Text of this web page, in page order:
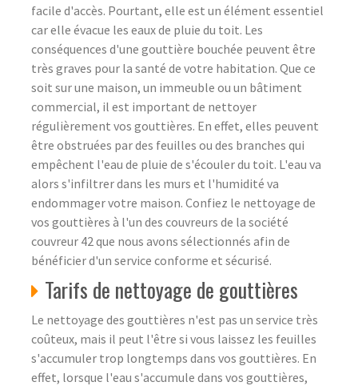
facile d'accès. Pourtant, elle est un élément essentiel
car elle évacue les eaux de pluie du toit. Les
conséquences d'une gouttière bouchée peuvent être
très graves pour la santé de votre habitation. Que ce
soit sur une maison, un immeuble ou un bâtiment
commercial, il est important de nettoyer
régulièrement vos gouttières. En effet, elles peuvent
être obstruées par des feuilles ou des branches qui
empêchent l'eau de pluie de s'écouler du toit. L'eau va
alors s'infiltrer dans les murs et l'humidité va
endommager votre maison. Confiez le nettoyage de
vos gouttières à l'un des couvreurs de la société
couvreur 42 que nous avons sélectionnés afin de
bénéficier d'un service conforme et sécurisé.
Tarifs de nettoyage de gouttières
Le nettoyage des gouttières n'est pas un service très
coûteux, mais il peut l'être si vous laissez les feuilles
s'accumuler trop longtemps dans vos gouttières. En
effet, lorsque l'eau s'accumule dans vos gouttières,